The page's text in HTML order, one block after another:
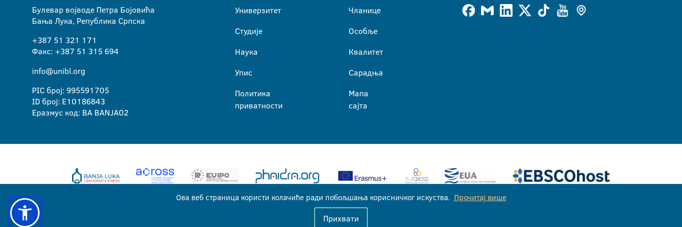
Булевар војводе Петра Бојовића
Бања Лука, Република Српска
+387 51 321 171
Факс: +387 51 315 694
info@unibl.org
PIC број: 995591705
ID број: E10186843
Еразмус код: BA BANJA02
Универзитет
Студије
Наука
Упис
Политика
приватности
Чланице
Особље
Квалитет
Сарадња
Мапа
сајта
Универзитет у Бањој Луци © 2026
Сва права задржана
Ова веб страница користи колачиће ради побољшања корисничког искуства. Прочитај више
Прихвати